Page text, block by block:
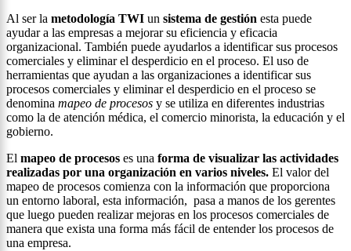
Al ser la metodología TWI un sistema de gestión esta puede
ayudar a las empresas a mejorar su eficiencia y eficacia
organizacional. También puede ayudarlos a identificar sus procesos
comerciales y eliminar el desperdicio en el proceso. El uso de
herramientas que ayudan a las organizaciones a identificar sus
procesos comerciales y eliminar el desperdicio en el proceso se
denomina mapeo de procesos y se utiliza en diferentes industrias
como la de atención médica, el comercio minorista, la educación y el
gobierno.
El mapeo de procesos es una forma de visualizar las actividades
realizadas por una organización en varios niveles. El valor del
mapeo de procesos comienza con la información que proporciona
un entorno laboral, esta información, pasa a manos de los gerentes
que luego pueden realizar mejoras en los procesos comerciales de
manera que exista una forma más fácil de entender los procesos de
una empresa.